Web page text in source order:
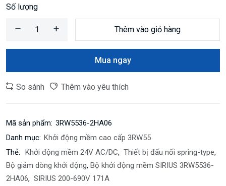
Số lượng
Thêm vào giỏ hàng
Mua ngay
So sánh Thêm vào yêu thích
Mã sản phẩm: 3RW5536-2HA06
Danh mục: Khởi động mềm cao cấp 3RW55
Thẻ:
Khởi động mềm 24V AC/DC, Thiết bị đấu nối spring-type,
Bộ giảm dòng khởi động, Bộ khởi động mềm SIRIUS 3RW5536-
2HA06, SIRIUS 200-690V 171A